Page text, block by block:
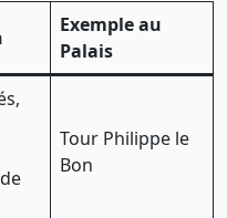
Exemple au
Palais
Tour Philippe le
Bon